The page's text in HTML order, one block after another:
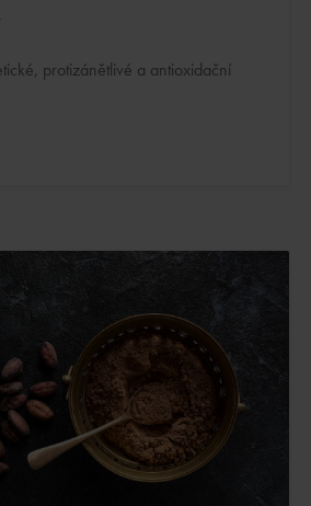
protizánětlivé a antioxidační